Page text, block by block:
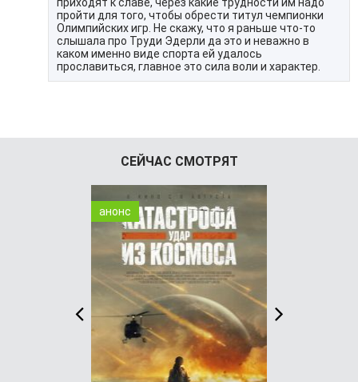
пройти для того, чтобы обрести титул чемпионки
Олимпийских игр. Не скажу, что я раньше что-то
слышала про Tpуди Эдepли да это и неважно в
каком именно виде спорта ей удалось
прославиться, главное это сила воли и характер.
СЕЙЧАС СМОТРЯТ
анонс